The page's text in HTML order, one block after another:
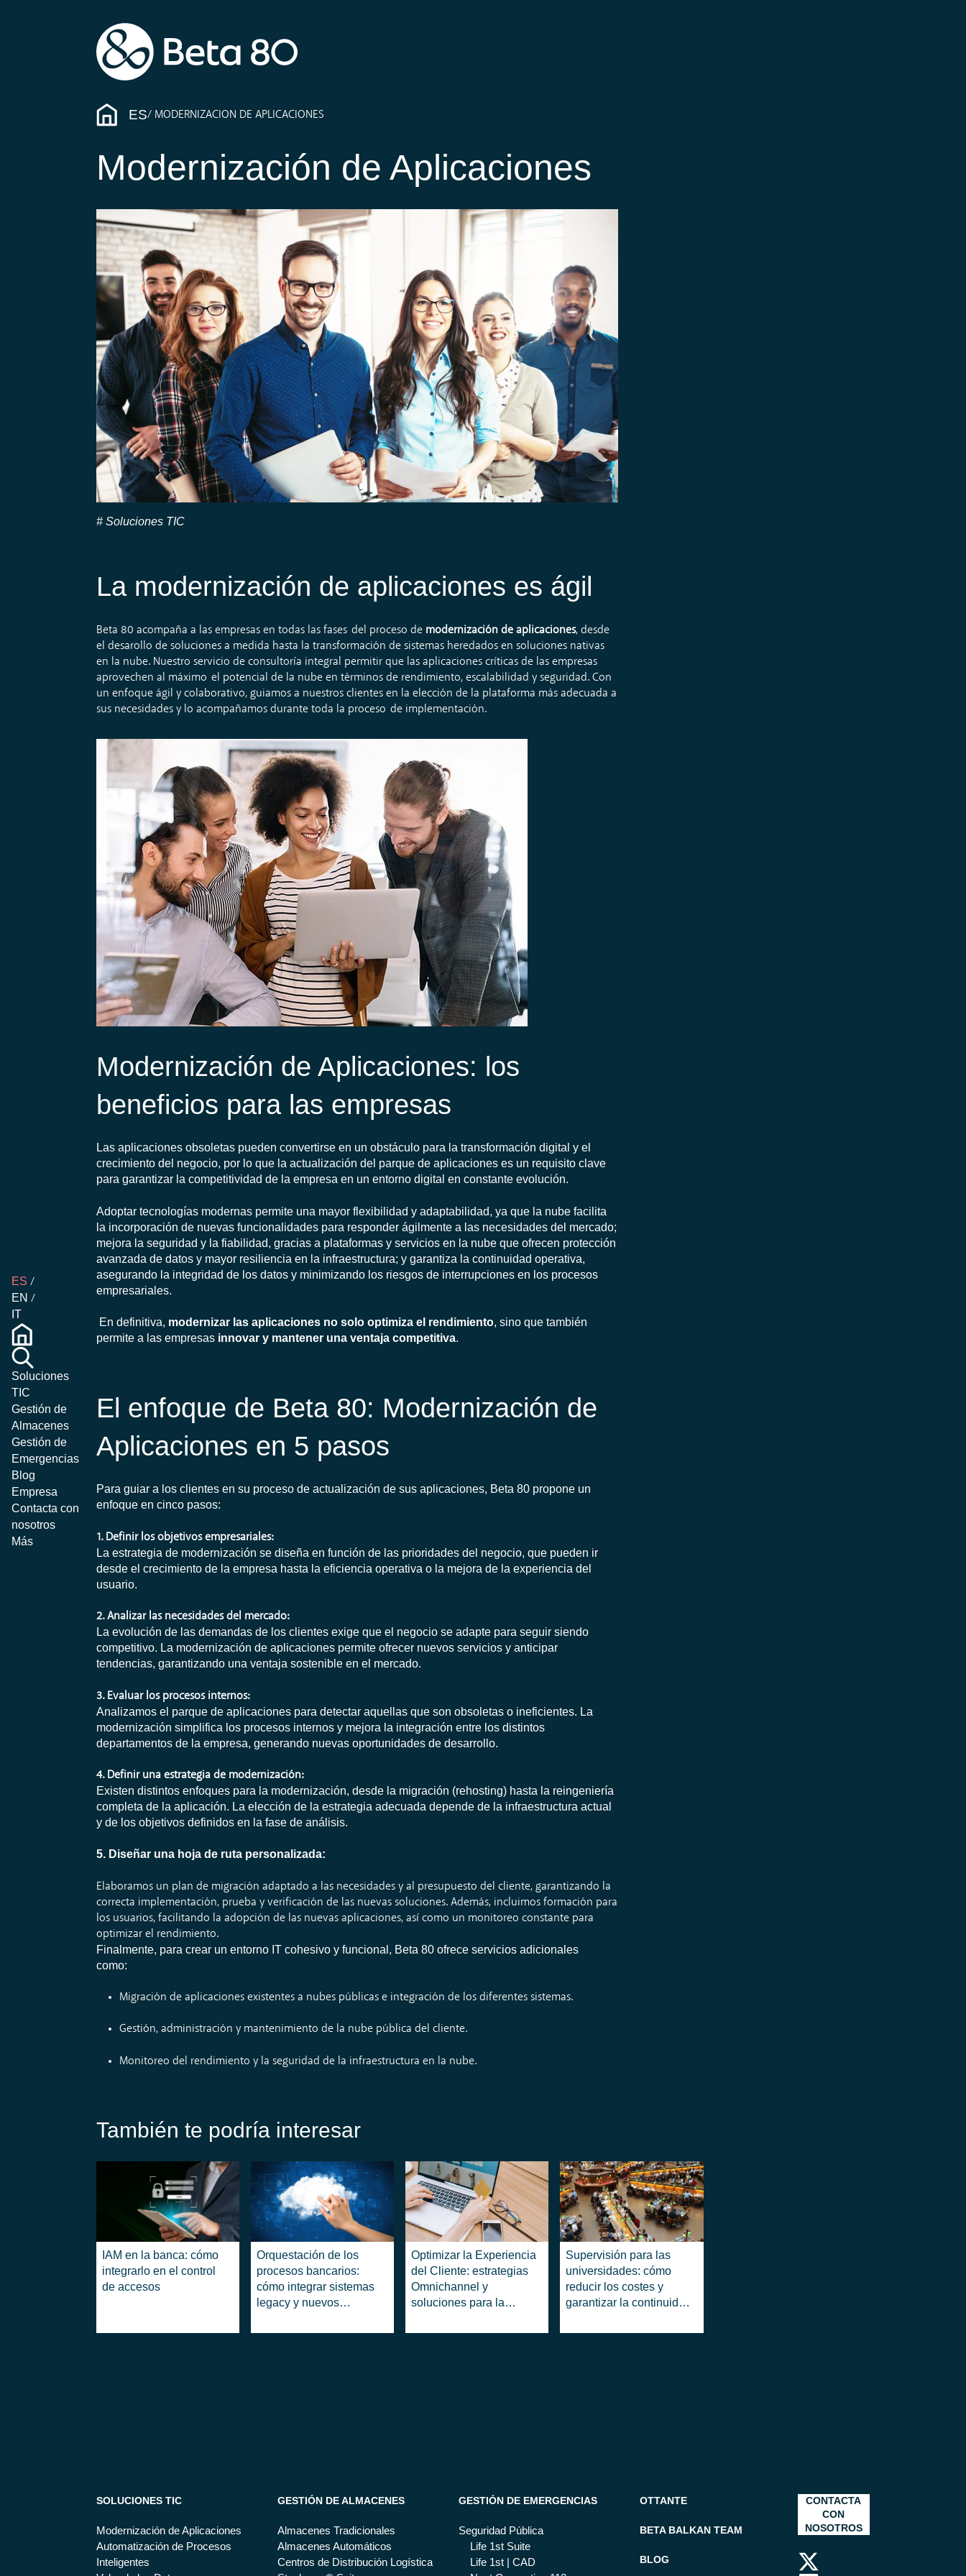
ES
EN
IT
Soluciones
TIC
Gestión de
Almacenes
Gestión de
Emergencias
Blog
Empresa
Contacta con
nosotros
Más
ES MODERNIZACION DE APLICACIONES
Modernización de Aplicaciones
Soluciones TIC
La modernización de aplicaciones es ágil
Beta 80acompaña a las empresas entodas las fases del proceso de modernización de aplicaciones,desde
el desarollo desoluciones a medida hasta latransformación desistemas heredados ensoluciones nativas
en la nube. Nuestro servicio deconsultoría integral permitir que las aplicaciones críticas de las empresas
aprovechen al máximo el potencial de la nube entérminos de rendimiento,escalabilidad yseguridad. Con
unenfoque ágil ycolaborativo, guiamos a nuestros clientes en laelección de la plataforma más adecuada a
sus necesidades y loacompañamos durantetoda la proceso de implementación.
Modernización de Aplicaciones: los
beneficios para las empresas
Las aplicaciones obsoletas pueden convertirse en un obstáculo para la transformación digital y el
crecimiento del negocio, por lo que la actualización del parque de aplicaciones es un requisito clave
para garantizar la competitividad de la empresa en un entorno digital en constante evolución.
Adoptar tecnologías modernas permite una mayor flexibilidad y adaptabilidad, ya que la nube facilita
la incorporación de nuevas funcionalidades para responder ágilmente a las necesidades del mercado;
mejora la seguridad y la fiabilidad, gracias a plataformas y servicios en la nube que ofrecen protección
avanzada de datos y mayor resiliencia en la infraestructura; y garantiza la continuidad operativa,
asegurando la integridad de los datos y minimizando los riesgos de interrupciones en los procesos
empresariales.
En definitiva, modernizar las aplicaciones no solo optimiza el rendimiento, sino que también
permite a las empresas innovar y mantener una ventaja competitiva.
El enfoque de Beta 80: Modernización de
Aplicaciones en 5 pasos
Para guiar a los clientes en su proceso de actualización de sus aplicaciones, Beta 80 propone un
enfoque en cinco pasos:
1. Definir los objetivos empresariales:
La estrategia de modernización se diseña en función de las prioridades del negocio, que pueden ir
desde el crecimiento de la empresa hasta la eficiencia operativa o la mejora de la experiencia del
usuario.
2. Analizar las necesidades del mercado:
La evolución de las demandas de los clientes exige que el negocio se adapte para seguir siendo
competitivo. La modernización de aplicaciones permite ofrecer nuevos servicios y anticipar
tendencias, garantizando una ventaja sostenible en el mercado.
3. Evaluar los procesos internos:
Analizamos el parque de aplicaciones para detectar aquellas que son obsoletas o ineficientes. La
modernización simplifica los procesos internos y mejora la integración entre los distintos
departamentos de la empresa, generando nuevas oportunidades de desarrollo.
4. Definir una estrategia de modernización:
Existen distintos enfoques para la modernización, desde la migración (rehosting) hasta la reingeniería
completa de la aplicación. La elección de la estrategia adecuada depende de la infraestructura actual
y de los objetivos definidos en la fase de análisis.
5. Diseñar una hoja de ruta personalizada:
Elaboramos un plan de migración adaptado a las necesidades y al presupuesto del cliente, garantizando la
correcta implementación, prueba y verificación de las nuevas soluciones. Además, incluimos formación para
los usuarios, facilitando la adopción de las nuevas aplicaciones, así como un monitoreo constante para
optimizar el rendimiento.
Finalmente, para crear un entorno IT cohesivo y funcional, Beta 80 ofrece servicios adicionales
como:
Migración de aplicaciones existentes a nubes públicas e integración de los diferentes sistemas.
Gestión, administración y mantenimiento de la nube pública del cliente.
Monitoreo del rendimiento y la seguridad de la infraestructura en la nube.
También te podría interesar
IAM en la banca: cómo
integrarlo en el control
de accesos
Orquestación de los
procesos bancarios:
cómo integrar sistemas
legacy y nuevos
nube (Kubernetes)
Optimizar la Experiencia
del Cliente: estrategias
Omnichannel y
soluciones para la
Supervisión para las
universidades: cómo
reducir los costes y
garantizar la continuidad
SOLUCIONES TIC
Modernización de Aplicaciones
Automatización de Procesos
Inteligentes
GESTIÓN DE ALMACENES
Almacenes Tradicionales
Almacenes Automáticos
Centros de Distribución Logística
GESTIÓN DE EMERGENCIAS
Seguridad Pública
Life 1st Suite
Life 1st | CAD
OTTANTE
BETA BALKAN TEAM
BLOG
CONTACTA
CON
NOSOTROS